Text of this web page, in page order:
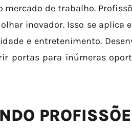
mercado de trabalho.
inovador. Isso se aplica
e entretenimento.
portas para inúmeras